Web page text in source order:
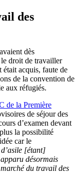
des
dès
droit de travailler
était acquis, faute de
de la convention de
aux réfugiés.
de la Première
de séjour des
d’examen devant
la possibilité
car le
[étant]
désormais
du travail des